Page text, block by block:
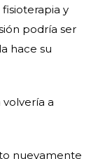
y
podría ser
hace su
volvería a
nuevamente